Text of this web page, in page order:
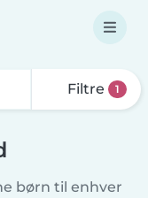
Filtre 1
børn til enhver